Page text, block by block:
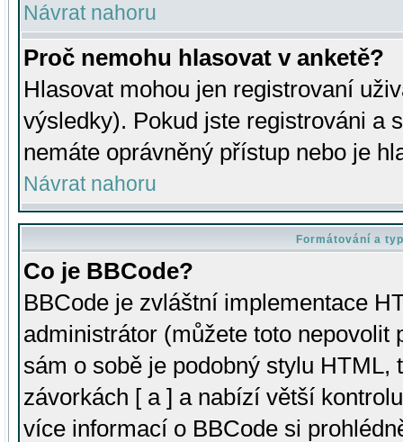
Návrat nahoru
Proč nemohu hlasovat v anketě?
Hlasovat mohou jen registrovaní
výsledky). Pokud jste registrováni a
nemáte oprávněný přístup nebo je
Návrat nahoru
Formátování a
Co je BBCode?
BBCode je zvláštní implementace
administrátor (můžete toto
sám o sobě je podobný stylu HTML,
závorkách [ a ] a nabízí větší
více informací o BBCode si